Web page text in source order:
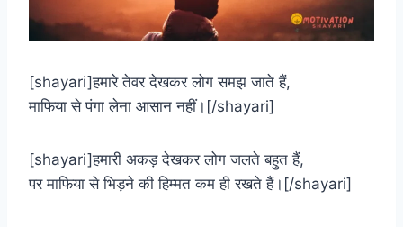
[shayari]हमारे तेवर देखकर लोग समझ जाते हैं,
माफिया से पंगा लेना आसान नहीं।[/shayari]
[shayari]हमारी अकड़ देखकर लोग जलते बहुत हैं,
पर माफिया से भिड़ने की हिम्मत कम ही रखते हैं।[/shayari]